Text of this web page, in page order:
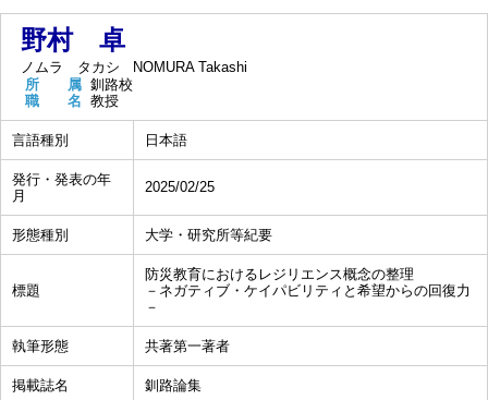
野村 卓
ノムラ タカシ
NOMURA Takashi
所 属 釧路校
職 名 教授
言語種別 日本語
発行・発表の年
月
2025/02/25
形態種別 大学・研究所等紀要
標題
防災教育におけるレジリエンス概念の整理
－ネガティブ・ケイパビリティと希望からの回復力
－
執筆形態 共著第一著者
掲載誌名 釧路論集